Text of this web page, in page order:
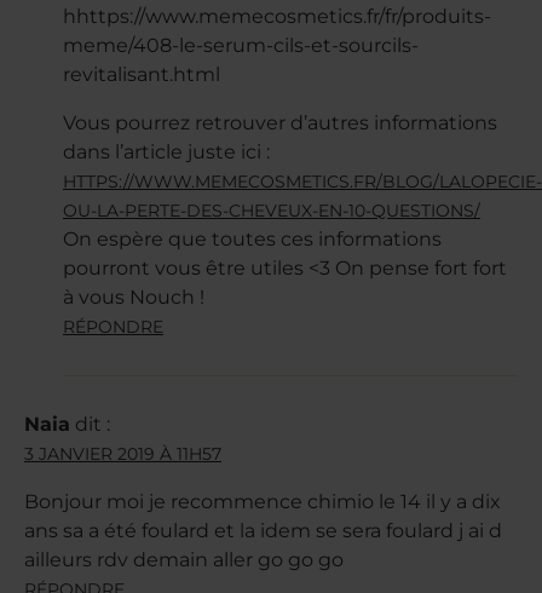
hhttps://www.memecosmetics.fr/fr/produits-
meme/408-le-serum-cils-et-sourcils-
revitalisant.html
Vous pourrez retrouver d’autres informations
dans l’article juste ici :
HTTPS://WWW.MEMECOSMETICS.FR/BLOG/LALOPECIE-
OU-LA-PERTE-DES-CHEVEUX-EN-10-QUESTIONS/
On espère que toutes ces informations
pourront vous être utiles <3 On pense fort fort
à vous Nouch !
RÉPONDRE
Naia dit :
3 JANVIER 2019 À 11H57
Bonjour moi je recommence chimio le 14 il y a dix
ans sa a été foulard et la idem se sera foulard j ai d
ailleurs rdv demain aller go go go